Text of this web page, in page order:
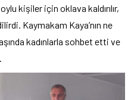
kişiler için oklava kaldırılır,
Kaymakam Kaya’nın ne
kadınlarla sohbet etti ve